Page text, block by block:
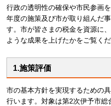
行政の透明性の確保や市民参画
年度の施策及び市が取り組んだ
す。市が皆さまの税金を資源に
ような成果を上げたかをご覧くだ
1.施策評価
市の基本方針を実現するための
行います。対象は第2次伊予市